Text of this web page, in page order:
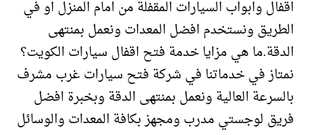
اقفال وابواب السيارات المقفلة من امام المنزل او في
الطريق ونستخدم افضل المعدات ونعمل بمنتهى
الدقة.ما هي مزايا خدمة فتح اقفال سيارات الكويت؟
نمتاز في خدماتنا في شركة فتح سيارات غرب مشرف
بالسرعة العالية ونعمل بمنتهى الدقة وبخبرة افضل
فريق لوجستي مدرب ومجهز بكافة المعدات والوسائل